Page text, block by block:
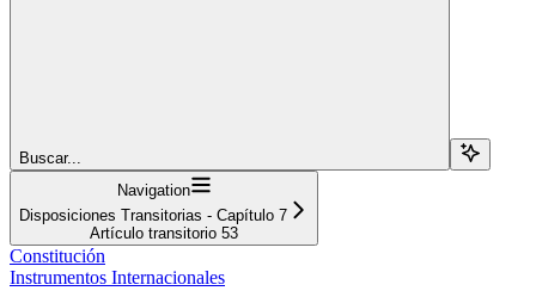
Buscar...
Navigation
Disposiciones Transitorias - Capítulo 7
Artículo transitorio 53
Constitución
Instrumentos Internacionales